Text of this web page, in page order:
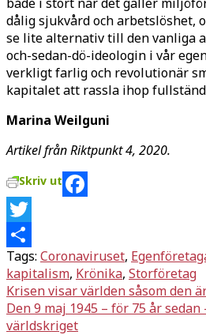
dålig sjukvård och arbets­löshet,
se lite alternativ till den vanliga
och-sedan-dö-ideologin i vår
verk­ligt farlig och revolutionär
kapitalet att rassla ihop
Marina Weilguni
Artikel från Riktpunkt 4, 2020.
Skriv ut
Facebook
Twitter
Dela
Tags: Coronaviruset,
kapitalism, Krönika, Storföretag
Inläggsnavigering
Krisen visar världen såsom den
Den 9 maj 1945 – för 75 år
världskriget